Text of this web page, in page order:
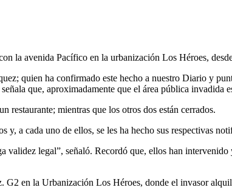
la avenida Pacífico en la urbanización Los Héroes,
quien ha confirmado este hecho a nuestro Diario y
que, aproximadamente que el área pública invadida
restaurante; mientras que los otros dos están cerrados.
a cada uno de ellos, se les ha hecho sus respectivas
legal”, señaló. Recordó que, ellos han
en la Urbanización Los Héroes, donde el invasor